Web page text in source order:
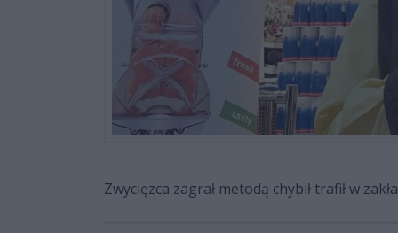
Zwycięzca zagrał metodą chybił trafił w